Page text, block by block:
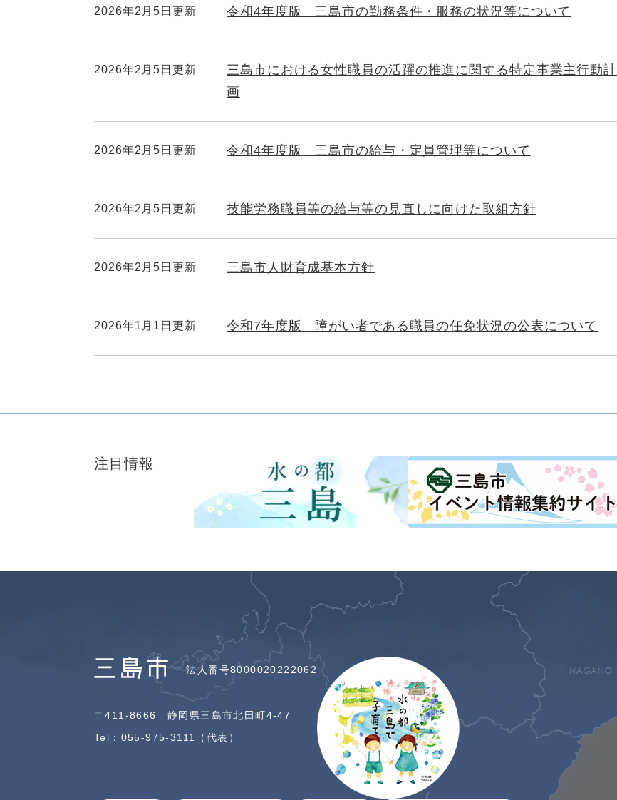
2026年2月5日更新 令和4年度版 三島市の勤務条件・服務の状況等について
2026年2月5日更新
三島市における女性職員の活躍の推進に関する特定事業主行動計
画
2026年2月5日更新 令和4年度版 三島市の給与・定員管理等について
2026年2月5日更新 技能労務職員等の給与等の見直しに向けた取組方針
2026年2月5日更新 三島市人財育成基本方針
2026年1月1日更新 令和7年度版 障がい者である職員の任免状況の公表について
注目情報
法人番号8000020222062
〒411-8666 静岡県三島市北田町4-47
Tel：055-975-3111（代表）